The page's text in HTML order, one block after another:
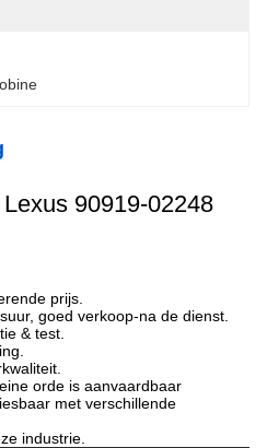
90919-02248
prijs.
goed verkoop-na de dienst.
& test.
orde is aanvaardbaar
met verschillende
industrie.